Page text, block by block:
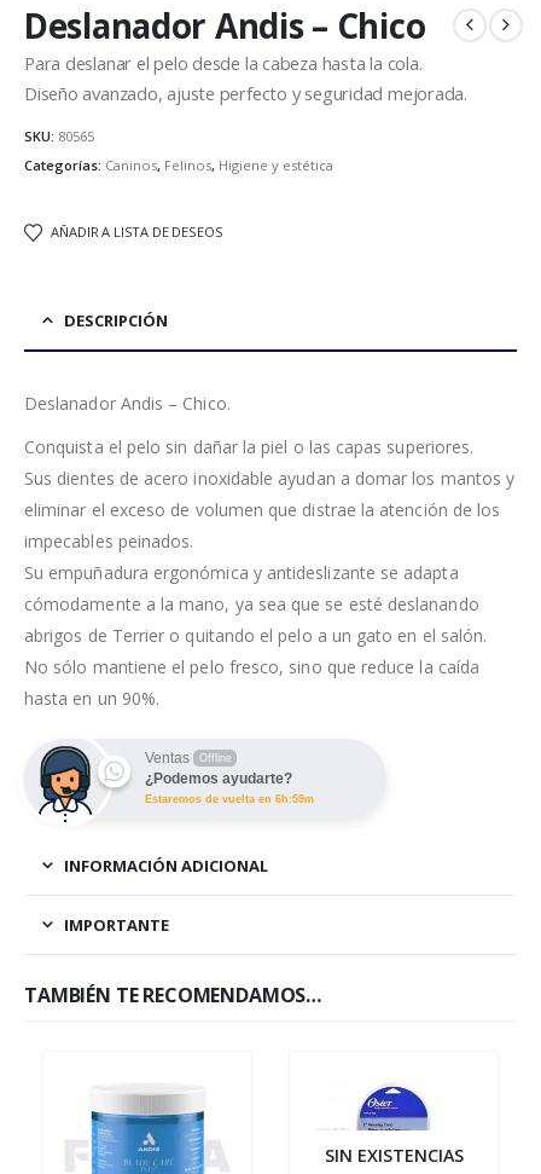
Deslanador Andis – Chico
Para deslanar el pelo desde la cabeza hasta la cola.
Diseño avanzado, ajuste perfecto y seguridad mejorada.
SKU: 80565
Categorías: Caninos, Felinos, Higiene y estética
AÑADIR A LISTA DE DESEOS
DESCRIPCIÓN
Deslanador Andis – Chico.
Conquista el pelo sin dañar la piel o las capas superiores.
Sus dientes de acero inoxidable ayudan a domar los mantos y
eliminar el exceso de volumen que distrae la atención de los
impecables peinados.
Su empuñadura ergonómica y antideslizante se adapta
cómodamente a la mano, ya sea que se esté deslanando
abrigos de Terrier o quitando el pelo a un gato en el salón.
No sólo mantiene el pelo fresco, sino que reduce la caída
hasta en un 90%.
Ventas Offline
¿Podemos ayudarte?
Estaremos de vuelta en 6h:59m
INFORMACIÓN ADICIONAL
IMPORTANTE
TAMBIÉN TE RECOMENDAMOS…
SIN EXISTENCIAS